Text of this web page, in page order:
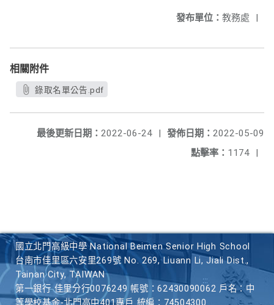
發布單位： 教務處 |
相關附件
錄取名單公告.pdf
發佈日期： 2022-05-09
最後更新日期： 2022-06-24
|
點擊率： 1174 |
國立北門高級中學 National Beimen Senior High School
台南市佳里區六安里269號 No. 269, Liuann Li, Jiali Dist.,
Tainan City, TAIWAN
第一銀行 佳里分行0076249 帳號：62430090062 戶名：中
等學校基金-北門高中401專戶 統編：74504300